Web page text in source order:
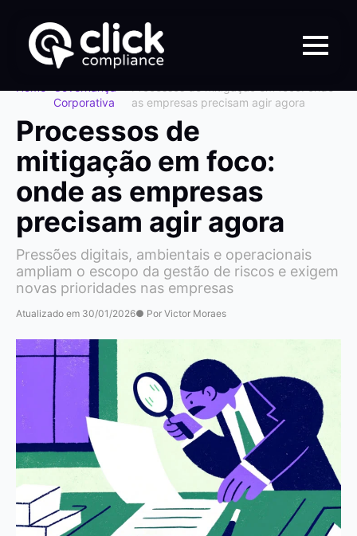
Corporativa
as empresas precisam agir agora
Processos de
mitigação em foco:
onde as empresas
precisam agir agora
Pressões digitais, ambientais e operacionais
ampliam o escopo da gestão de riscos e exigem
novas prioridades nas empresas
Atualizado em 30/01/2026● Por Victor Moraes